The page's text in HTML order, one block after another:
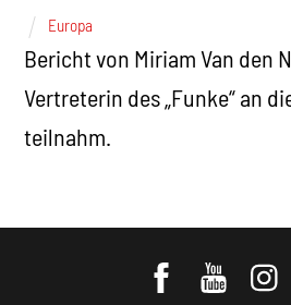
Europa
Bericht von Miriam Van den
Vertreterin des „Funke“ an
teilnahm.